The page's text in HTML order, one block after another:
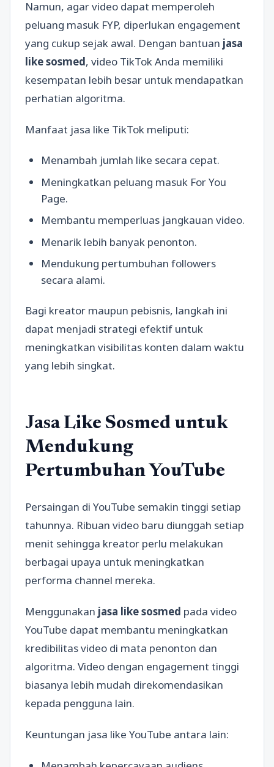
Namun, agar video dapat memperoleh
peluang masuk FYP, diperlukan engagement
yang cukup sejak awal. Dengan bantuan jasa
like sosmed, video TikTok Anda memiliki
kesempatan lebih besar untuk mendapatkan
perhatian algoritma.
Manfaat jasa like TikTok meliputi:
Menambah jumlah like secara cepat.
Meningkatkan peluang masuk For You
Page.
Membantu memperluas jangkauan video.
Menarik lebih banyak penonton.
Mendukung pertumbuhan followers
secara alami.
Bagi kreator maupun pebisnis, langkah ini
dapat menjadi strategi efektif untuk
meningkatkan visibilitas konten dalam waktu
yang lebih singkat.
Jasa Like Sosmed untuk
Mendukung
Pertumbuhan YouTube
Persaingan di YouTube semakin tinggi setiap
tahunnya. Ribuan video baru diunggah setiap
menit sehingga kreator perlu melakukan
berbagai upaya untuk meningkatkan
performa channel mereka.
Menggunakan jasa like sosmed pada video
YouTube dapat membantu meningkatkan
kredibilitas video di mata penonton dan
algoritma. Video dengan engagement tinggi
biasanya lebih mudah direkomendasikan
kepada pengguna lain.
Keuntungan jasa like YouTube antara lain: